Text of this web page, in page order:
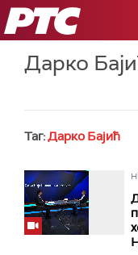
РТС
Дарко
Таг:Дарко Бајић